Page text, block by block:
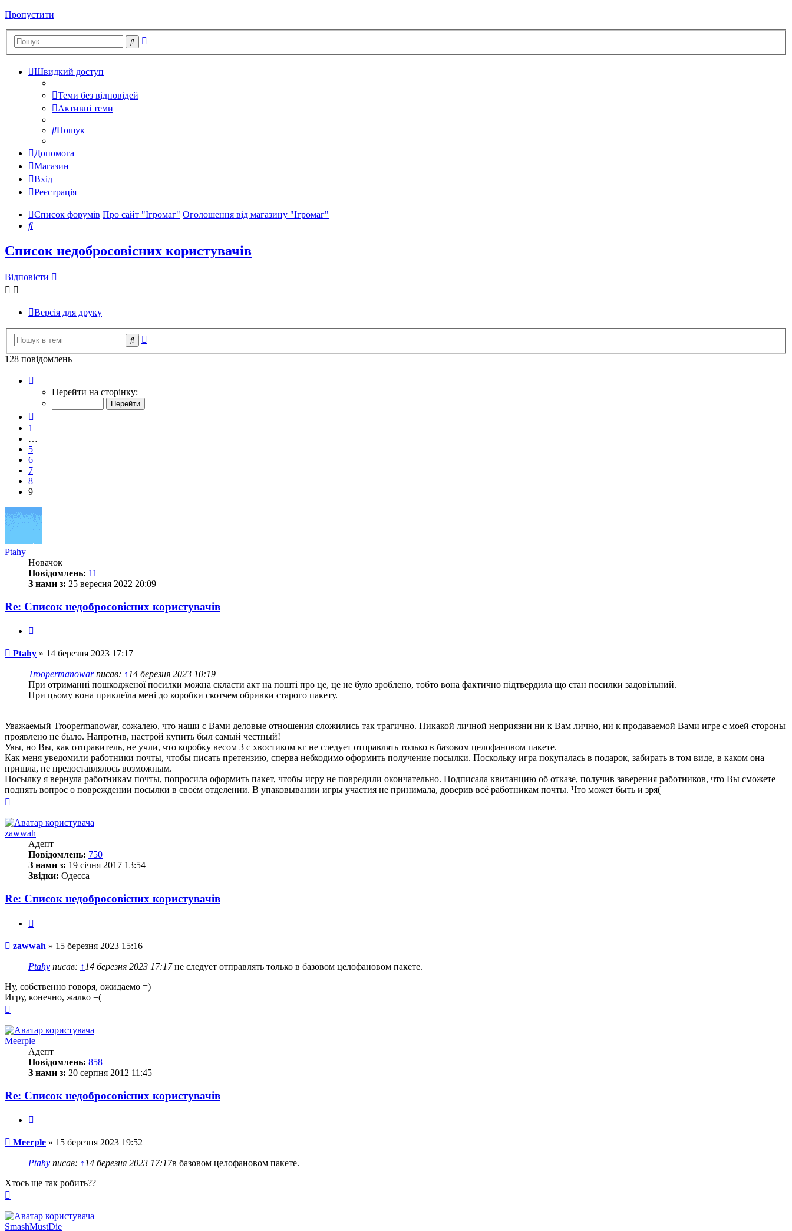
Пропустити
Пошук
Швидкий доступ
Теми без відповідей
Активні теми
Пошук
Допомога
Магазин
Вхід
Реєстрація
Список форумів Про сайт "Ігромаг" Оголошення від магазину "Ігромаг"
Пошук
Список недобросовісних користувачів
Відповісти
Версія для друку
Пошук
128 повідомлень
Перейти на сторінку:
1
…
5
6
7
8
9
Ptahy
Новачок
Повідомлень: 11
З нами з: 25 вересня 2022 20:09
Re: Список недобросовісних користувачів
Повідомлення
Ptahy » 14 березня 2023 17:17
Troopermanowarписав: ↑14 березня 2023 10:19
При отриманні пошкодженої посилки можна скласти акт на пошті про це, це не було зроблено, тобто вона фактично підтвердила що стан посилки задовільний.
При цьому вона приклеїла мені до коробки скотчем обривки старого пакету.
Уважаемый Troopermanowar, сожалею, что наши с Вами деловые отношения сложились так трагично. Никакой личной неприязни ни к Вам лично, ни к продаваемой Вами игре с моей стороны
проявлено не было. Напротив, настрой купить был самый честный!
Увы, но Вы, как отправитель, не учли, что коробку весом 3 с хвостиком кг не следует отправлять только в базовом целофановом пакете.
Как меня уведомили работники почты, чтобы писать претензию, сперва небходимо оформить получение посылки. Поскольку игра покупалась в подарок, забирать в том виде, в каком она
пришла, не предоставлялось возможным.
Посылку я вернула работникам почты, попросила оформить пакет, чтобы игру не повредили окончательно. Подписала квитанцию об отказе, получив заверения работников, что Вы сможете
поднять вопрос о повреждении посылки в своём отделении. В упаковывании игры участия не принимала, доверив всё работникам почты. Что может быть и зря(
zawwah
Адепт
Повідомлень: 750
З нами з: 19 січня 2017 13:54
Звідки: Одесса
Re: Список недобросовісних користувачів
Повідомлення
zawwah » 15 березня 2023 15:16
Ptahy писав: ↑ 14 березня 2023 17:17не следует отправлять только в базовом целофановом пакете.
Ну, собственно говоря, ожидаемо =)
Игру, конечно, жалко =(
Meerple
Адепт
Повідомлень: 858
З нами з: 20 серпня 2012 11:45
Re: Список недобросовісних користувачів
Повідомлення
Meerple » 15 березня 2023 19:52
Ptahy писав: ↑ 14 березня 2023 17:17в базовом целофановом пакете.
Хтось ще так робить??
SmashMustDie